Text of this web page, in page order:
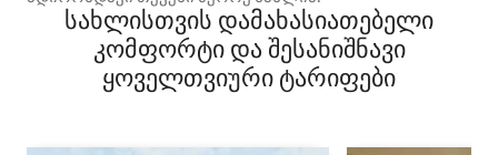
სახლისთვის დამახასიათებელი
კომფორტი და შესანიშნავი
ყოველთვიური ტარიფები